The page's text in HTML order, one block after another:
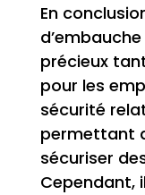
En
précieux
pour les
sécurité
permettant
sécuriser
Cependant,